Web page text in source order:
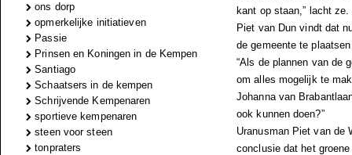
ons dorp
opmerkelijke initiatieven
Passie
Prinsen en Koningen in de Kempen
Santiago
Schaatsers in de kempen
Schrijvende Kempenaren
sportieve kempenaren
steen voor steen
tonpraters
kant op staan,” lacht
Piet van Dun vindt dat
de gemeente te
“Als de plannen van de
om alles mogelijk te
Johanna van
ook kunnen doen?”
Uranusman Piet van de
conclusie dat het